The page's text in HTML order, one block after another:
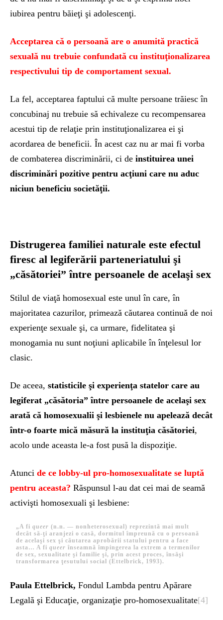
iubirea pentru băieţi şi adolescenţi.
Acceptarea că o persoană are o anumită practică
sexuală nu trebuie confundată cu instituţionalizarea
respectivului tip de comportament sexual.
La fel, acceptarea faptului că multe persoane trăiesc în
concubinaj nu trebuie să echivaleze cu recompensarea
acestui tip de relaţie prin instituţionalizarea ei şi
acordarea de beneficii. În acest caz nu ar mai fi vorba
de combaterea discriminării, ci de instituirea unei
discriminări pozitive pentru acţiuni care nu aduc
niciun beneficiu societăţii.
Distrugerea familiei naturale este efectul
firesc al legiferării parteneriatului şi
„căsătoriei” între persoanele de acelaşi sex
Stilul de viaţă homosexual este unul în care, în
majoritatea cazurilor, primează căutarea continuă de noi
experienţe sexuale şi, ca urmare, fidelitatea şi
monogamia nu sunt noţiuni aplicabile în înţelesul lor
clasic.
De aceea, statisticile şi experienţa statelor care au
legiferat „căsătoria” între persoanele de acelaşi sex
arată că homosexualii şi lesbienele nu apelează decât
într-o foarte mică măsură la instituţia căsătoriei,
acolo unde aceasta le-a fost pusă la dispoziţie.
Atunci de ce lobby-ul pro-homosexualitate se luptă
pentru aceasta? Răspunsul l-au dat cei mai de seamă
activişti homosexuali şi lesbiene:
„A fiqueer(n.n. — nonheterosexual) reprezintă mai mult
decât să-ţi aranjezi o casă, dormitul împreună cu o persoană
de acelaşi sex şi căutarea aprobării statului pentru a face
asta… A fiqueerînseamnă împingerea la extrem a termenilor
de sex, sexualitate şi familie şi,prin acest proces,însăşi
transformarea ţesutului social (Ettelbrick, 1993).
Paula Ettelbrick, Fondul Lambda pentru Apărare
Legală şi Educaţie, organizaţie pro-homosexualitate[4]